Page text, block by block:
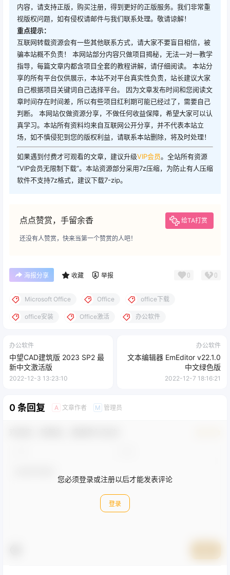
内容，请支持正版，购买注册，得到更好的正版服务。我们非常重
视版权问题，如有侵权请邮件与我们联系处理。敬请谅解！
重点提示：
互联网转载资源会有一些其他联系方式，请大家不要盲目相信，被
骗本站概不负责！ 本网站部分内容只做项目揭秘，无法一对一教学
指导，每篇文章内都含项目全套的教程讲解，请仔细阅读。 本站分
享的所有平台仅供展示，本站不对平台真实性负责，站长建议大家
自己根据项目关键词自己选择平台。 因为文章发布时间和您阅读文
章时间存在时间差，所以有些项目红利期可能已经过了，需要自己
判断。 本网站仅做资源分享，不做任何收益保障，希望大家可以认
真学习。本站所有资料均来自互联网公开分享，并不代表本站立
场，如不慎侵犯到您的版权利益，请联系本站删除，将及时处理！
如果遇到付费才可观看的文章，建议升级VIP会员。全站所有资源
“VIP会员无限制下载”。本站资源部分采用7z压缩，为防止有人压缩
软件不支持7z格式，建议下载7-zip。
点点赞赏，手留余香 给TA打赏
还没有人赞赏，快来当第一个赞赏的人吧！
海报分享 收藏 举报 0 0
Microsoft Office Office office下载
office安装 Office激活 办公软件
办公软件
中望CAD建筑版 2023 SP2 最
新中文激活版
2022-12-3 13:23:10
办公软件
文本编辑器 EmEditor v22.1.0
中文绿色版
2022-12-7 18:16:21
0 条回复 A 文章作者 M 管理员
您必须登录或注册以后才能发表评论
登录